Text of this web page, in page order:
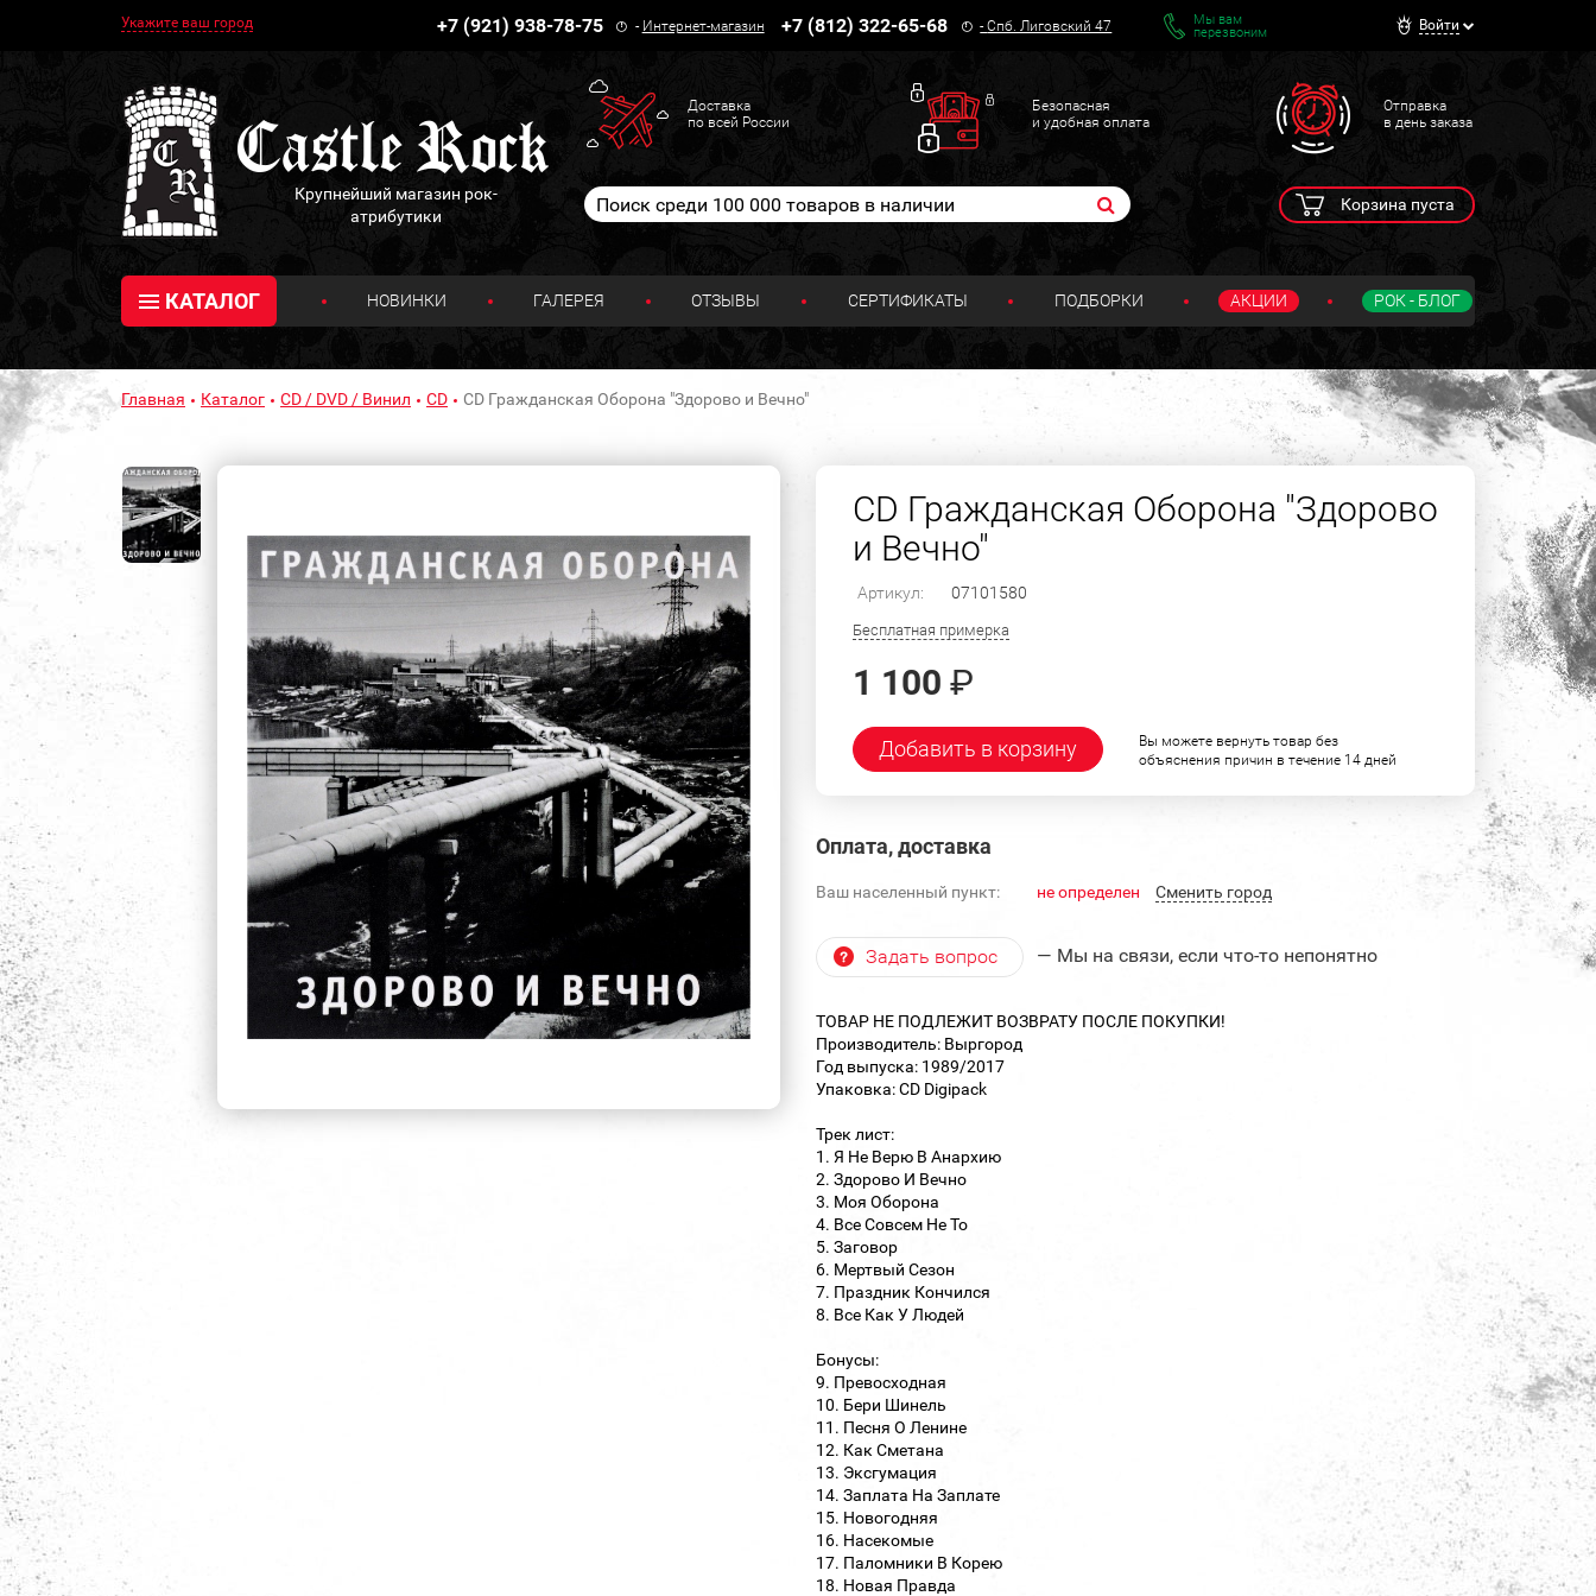
Укажите ваш город +7 (921) 938-78-75 - Интернет-магазин +7 (812) 322-65-68 -Спб. Лиговский 47
Мы вам
перезвоним
Войти
Крупнейший магазин рок-
атрибутики
Доставка
по всей России
Безопасная
и удобная оплата
Отправка
в день заказа
Корзина пуста
КАТАЛОГ НОВИНКИ ГАЛЕРЕЯ ОТЗЫВЫ СЕРТИФИКАТЫ ПОДБОРКИ АКЦИИ РОК - БЛОГ
Главная Каталог CD / DVD / Винил CD CD Гражданская Оборона "Здорово и Вечно"
CD Гражданская Оборона "Здорово
и Вечно"
Артикул: 07101580
Бесплатная примерка
1 100 ₽
Добавить в корзину
Вы можете вернуть товар без
объяснения причин в течение 14 дней
Оплата, доставка
Ваш населенный пункт: не определен Cменить город
Задать вопрос — Мы на связи, если что-то непонятно
ТОВАР НЕ ПОДЛЕЖИТ ВОЗВРАТУ ПОСЛЕ ПОКУПКИ!
Производитель: Выргород
Год выпуска: 1989/2017
Упаковка: CD Digipack
Трек лист:
1. Я Не Верю В Анархию
2. Здорово И Вечно
3. Моя Оборона
4. Все Совсем Не То
5. Заговор
6. Мертвый Сезон
7. Праздник Кончился
8. Все Как У Людей
Бонусы:
9. Превосходная
10. Бери Шинель
11. Песня О Ленине
12. Как Сметана
13. Эксгумация
14. Заплата На Заплате
15. Новогодняя
16. Насекомые
17. Паломники В Корею
18. Новая Правда